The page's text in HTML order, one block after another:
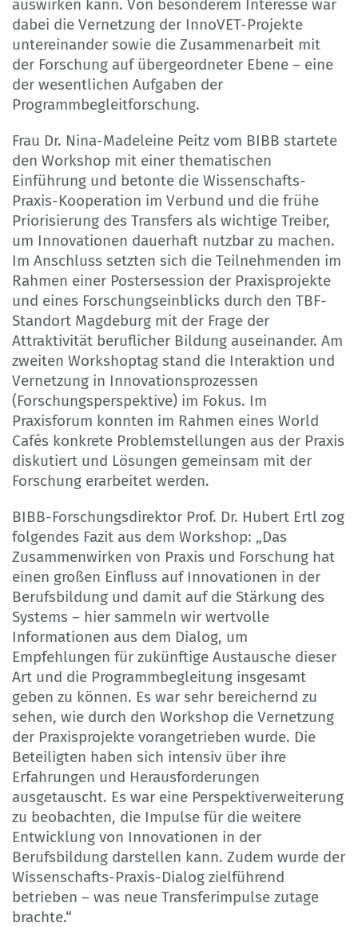
auswirken kann. Von besonderem Interesse war
dabei die Vernetzung der InnoVET-Projekte
untereinander sowie die Zusammenarbeit mit
der Forschung auf übergeordneter Ebene – eine
der wesentlichen Aufgaben der
Programmbegleitforschung.
Frau Dr. Nina-Madeleine Peitz vom BIBB startete
den Workshop mit einer thematischen
Einführung und betonte die Wissenschafts-
Praxis-Kooperation im Verbund und die frühe
Priorisierung des Transfers als wichtige Treiber,
um Innovationen dauerhaft nutzbar zu machen.
Im Anschluss setzten sich die Teilnehmenden im
Rahmen einer Postersession der Praxisprojekte
und eines Forschungseinblicks durch den TBF-
Standort Magdeburg mit der Frage der
Attraktivität beruflicher Bildung auseinander. Am
zweiten Workshoptag stand die Interaktion und
Vernetzung in Innovationsprozessen
(Forschungsperspektive) im Fokus. Im
Praxisforum konnten im Rahmen eines World
Cafés konkrete Problemstellungen aus der Praxis
diskutiert und Lösungen gemeinsam mit der
Forschung erarbeitet werden.
BIBB-Forschungsdirektor Prof. Dr. Hubert Ertl zog
folgendes Fazit aus dem Workshop: „Das
Zusammenwirken von Praxis und Forschung hat
einen großen Einfluss auf Innovationen in der
Berufsbildung und damit auf die Stärkung des
Systems – hier sammeln wir wertvolle
Informationen aus dem Dialog, um
Empfehlungen für zukünftige Austausche dieser
Art und die Programmbegleitung insgesamt
geben zu können. Es war sehr bereichernd zu
sehen, wie durch den Workshop die Vernetzung
der Praxisprojekte vorangetrieben wurde. Die
Beteiligten haben sich intensiv über ihre
Erfahrungen und Herausforderungen
ausgetauscht. Es war eine Perspektiverweiterung
zu beobachten, die Impulse für die weitere
Entwicklung von Innovationen in der
Berufsbildung darstellen kann. Zudem wurde der
Wissenschafts-Praxis-Dialog zielführend
betrieben – was neue Transferimpulse zutage
brachte.“